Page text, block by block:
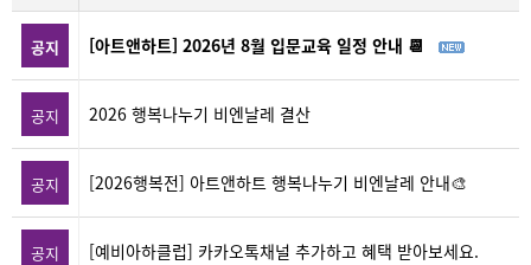
공지 [아트앤하트] 2026년 8월 입문교육 일정 안내 📆
공지 2026 행복나누기 비엔날레 결산
공지 [2026행복전] 아트앤하트 행복나누기 비엔날레 안내🎨
공지 [예비아하클럽] 카카오톡채널 추가하고 혜택 받아보세요.